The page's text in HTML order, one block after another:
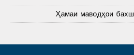
Ҳамаи маводҳои бахш